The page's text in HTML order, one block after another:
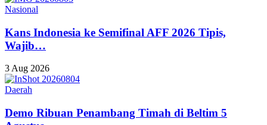
Nasional
Kans Indonesia ke Semifinal AFF 2026 Tipis,
Wajib…
3 Aug 2026
Daerah
Demo Ribuan Penambang Timah di Beltim 5